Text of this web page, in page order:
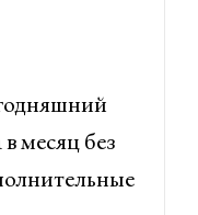
месяц без